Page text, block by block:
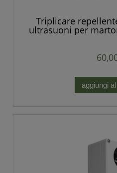
Triplicare
ultrasuoni per
mq
aggiungi